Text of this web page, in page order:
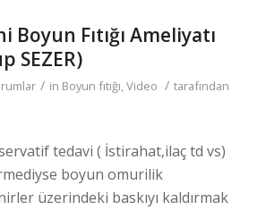
Boyun Fıtığı Ameliyatı
SEZER)
/ in Boyun fıtığı,Video / tarafından
tedavi ( İstirahat,ilaç td vs)
boyun omurilik
üzerindeki baskıyı kaldırmak